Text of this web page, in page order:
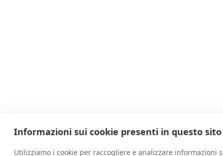
Informazioni sui cookie presenti in questo sito
Utilizziamo i cookie per raccogliere e analizzare informazioni